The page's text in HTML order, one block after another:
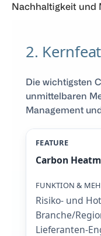
Nachhaltigkeit und
2.
Die wichtigsten
unmittelbaren
Management
Carbon
Risiko- und
Branche/
Lieferanten-